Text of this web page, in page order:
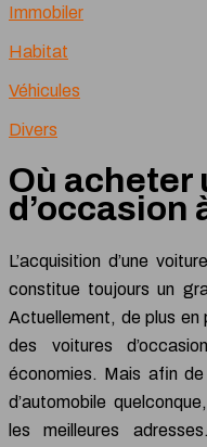
Immobiler
Habitat
Véhicules
Divers
Où acheter
d’occasion
L’acquisition d’une
constitue toujours un
Actuellement, de plus en
des voitures
économies. Mais afin
d’automobile
les meilleures